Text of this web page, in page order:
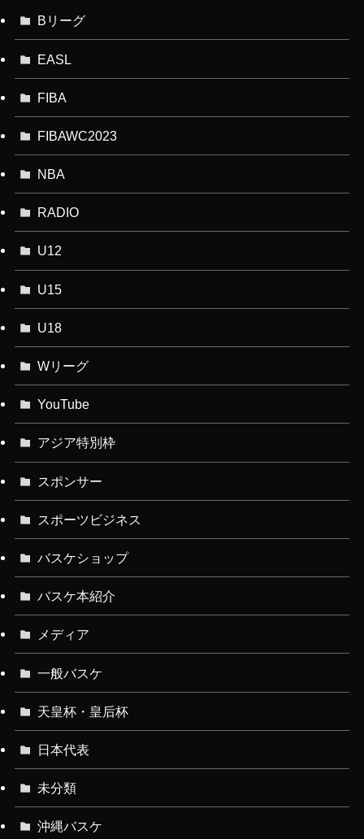
Bリーグ
EASL
FIBA
FIBAWC2023
NBA
RADIO
U12
U15
U18
Wリーグ
YouTube
アジア特別枠
スポンサー
スポーツビジネス
バスケショップ
バスケ本紹介
メディア
一般バスケ
天皇杯・皇后杯
日本代表
未分類
沖縄バスケ